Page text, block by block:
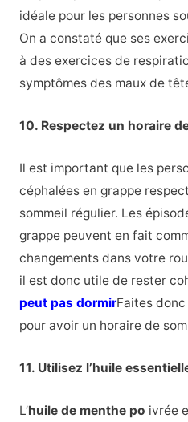
idéale pour les personnes
On a constaté que ses
à des exercices de
symptômes des maux de
10. Respectez un horaire
Il est important que les
céphalées en grappe
sommeil régulier. Les
grappe peuvent en fait
changements dans votre
il est donc utile de rester
peut pas dormirFaites
pour avoir un horaire de
11. Utilisez l’huile
L’huile de menthe po ivrée